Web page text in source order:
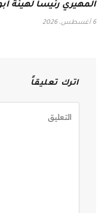
المهيري رئيسا لهيئة
6 أغسطس، 2026
اترك تعليقاً